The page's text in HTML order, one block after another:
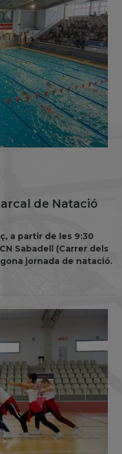
de Natació
a partir de les 9:30
Sabadell (Carrer dels
jornada de natació.